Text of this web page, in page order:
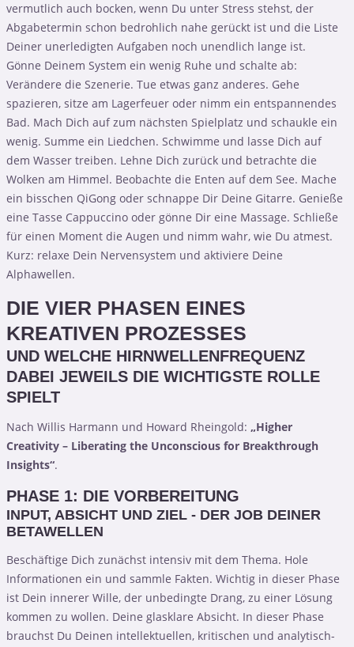
vermutlich auch bocken, wenn Du unter Stress stehst, der
Abgabetermin schon bedrohlich nahe gerückt ist und die Liste
Deiner unerledigten Aufgaben noch unendlich lange ist.
Gönne Deinem System ein wenig Ruhe und schalte ab:
Verändere die Szenerie. Tue etwas ganz anderes. Gehe
spazieren, sitze am Lagerfeuer oder nimm ein entspannendes
Bad. Mach Dich auf zum nächsten Spielplatz und schaukle ein
wenig. Summe ein Liedchen. Schwimme und lasse Dich auf
dem Wasser treiben. Lehne Dich zurück und betrachte die
Wolken am Himmel. Beobachte die Enten auf dem See. Mache
ein bisschen QiGong oder schnappe Dir Deine Gitarre. Genieße
eine Tasse Cappuccino oder gönne Dir eine Massage. Schließe
für einen Moment die Augen und nimm wahr, wie Du atmest.
Kurz: relaxe Dein Nervensystem und aktiviere Deine
Alphawellen.
DIE VIER PHASEN EINES
KREATIVEN PROZESSES
UND WELCHE HIRNWELLENFREQUENZ
DABEI JEWEILS DIE WICHTIGSTE ROLLE
SPIELT
Nach Willis Harmann und Howard Rheingold: „Higher
Creativity – Liberating the Unconscious for Breakthrough
Insights“.
PHASE 1: DIE VORBEREITUNG
INPUT, ABSICHT UND ZIEL - DER JOB DEINER
BETAWELLEN
Beschäftige Dich zunächst intensiv mit dem Thema. Hole
Informationen ein und sammle Fakten. Wichtig in dieser Phase
ist Dein innerer Wille, der unbedingte Drang, zu einer Lösung
kommen zu wollen. Deine glasklare Absicht. In dieser Phase
brauchst Du Deinen intellektuellen, kritischen und analytisch-